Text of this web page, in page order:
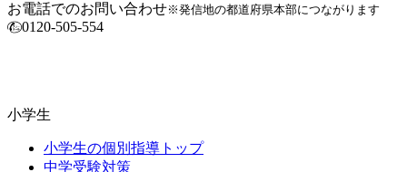
お電話でのお問い合わせ※発信地の都道府県本部につながります
0120-505-554
小学生
小学生の個別指導トップ
中学受験対策